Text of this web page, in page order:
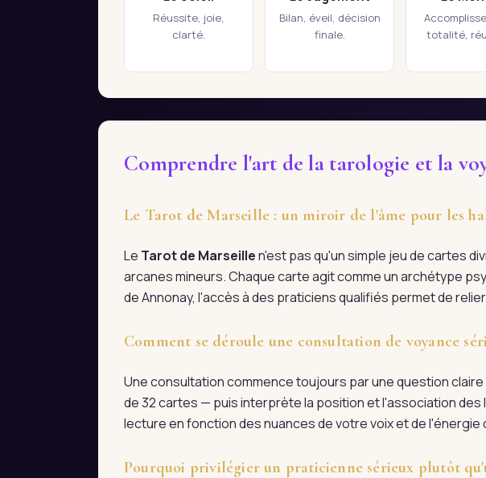
Réussite, joie,
clarté.
Bilan, éveil, décision
finale.
totalité,
Comprendre l'art de la tarologie et la
Le Tarot de Marseille : un miroir de l'âme pour les
Le Tarot de Marseillen'est pas qu'un simple jeu de cartes
arcanes mineurs. Chaque carte agit comme un archétype
de Annonay, l'accès à des praticiens qualifiés permet de
Comment se déroule une consultation de voyance
Une consultation commence toujours par une question
de 32 cartes — puis interprète la position et l'association
lecture en fonction des nuances de votre voix et de
Pourquoi privilégier un praticienne sérieux plutôt